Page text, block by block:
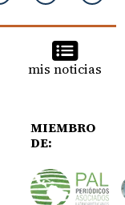
mis noticias
MIEMBRO
DE: